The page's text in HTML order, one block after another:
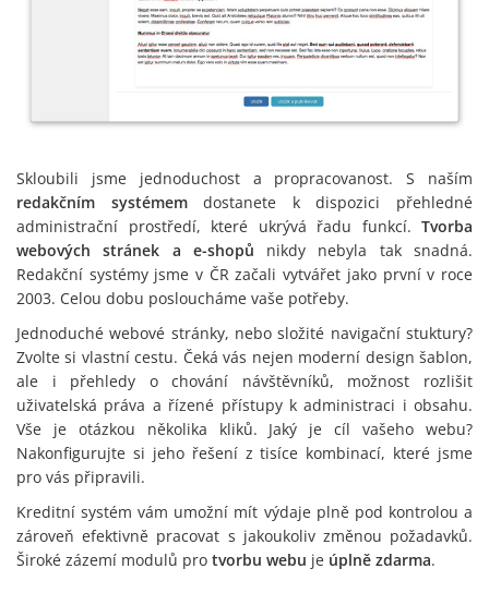
Skloubili jsme jednoduchost a propracovanost. S naším
redakčním systémemdostanete k dispozici přehledné
administrační prostředí, které ukrývá řadu funkcí. Tvorba
webových stránek a e-shopů nikdy nebyla tak snadná.
Redakční systémy jsme v ČR začali vytvářet jako první v roce
2003. Celou dobu posloucháme vaše potřeby.
Jednoduché webové stránky, nebo složité navigační stuktury?
Zvolte si vlastní cestu. Čeká vás nejen moderní design šablon,
ale i přehledy o chování návštěvníků, možnost rozlišit
uživatelská práva a řízené přístupy k administraci i obsahu.
Vše je otázkou několika kliků. Jaký je cíl vašeho webu?
Nakonfigurujte si jeho řešení z tisíce kombinací, které jsme
pro vás připravili.
Kreditní systém vám umožní mít výdaje plně pod kontrolou a
zároveň efektivně pracovat s jakoukoliv změnou požadavků.
Široké zázemí modulů pro tvorbu webu je úplně zdarma.